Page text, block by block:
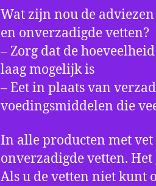
Wat zijn nou de
en onverzadigde vetten?
– Zorg dat de
laag mogelijk is
– Eet in plaats van
voedingsmiddelen die
In alle producten met
onverzadigde vetten.
Als u de vetten niet kunt